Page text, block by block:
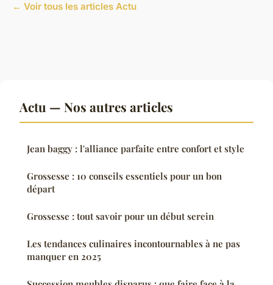
← Voir tous les articles Actu
Actu — Nos autres articles
Jean baggy : l'alliance parfaite entre confort et style
Grossesse : 10 conseils essentiels pour un bon
départ
Grossesse : tout savoir pour un début serein
Les tendances culinaires incontournables à ne pas
manquer en 2025